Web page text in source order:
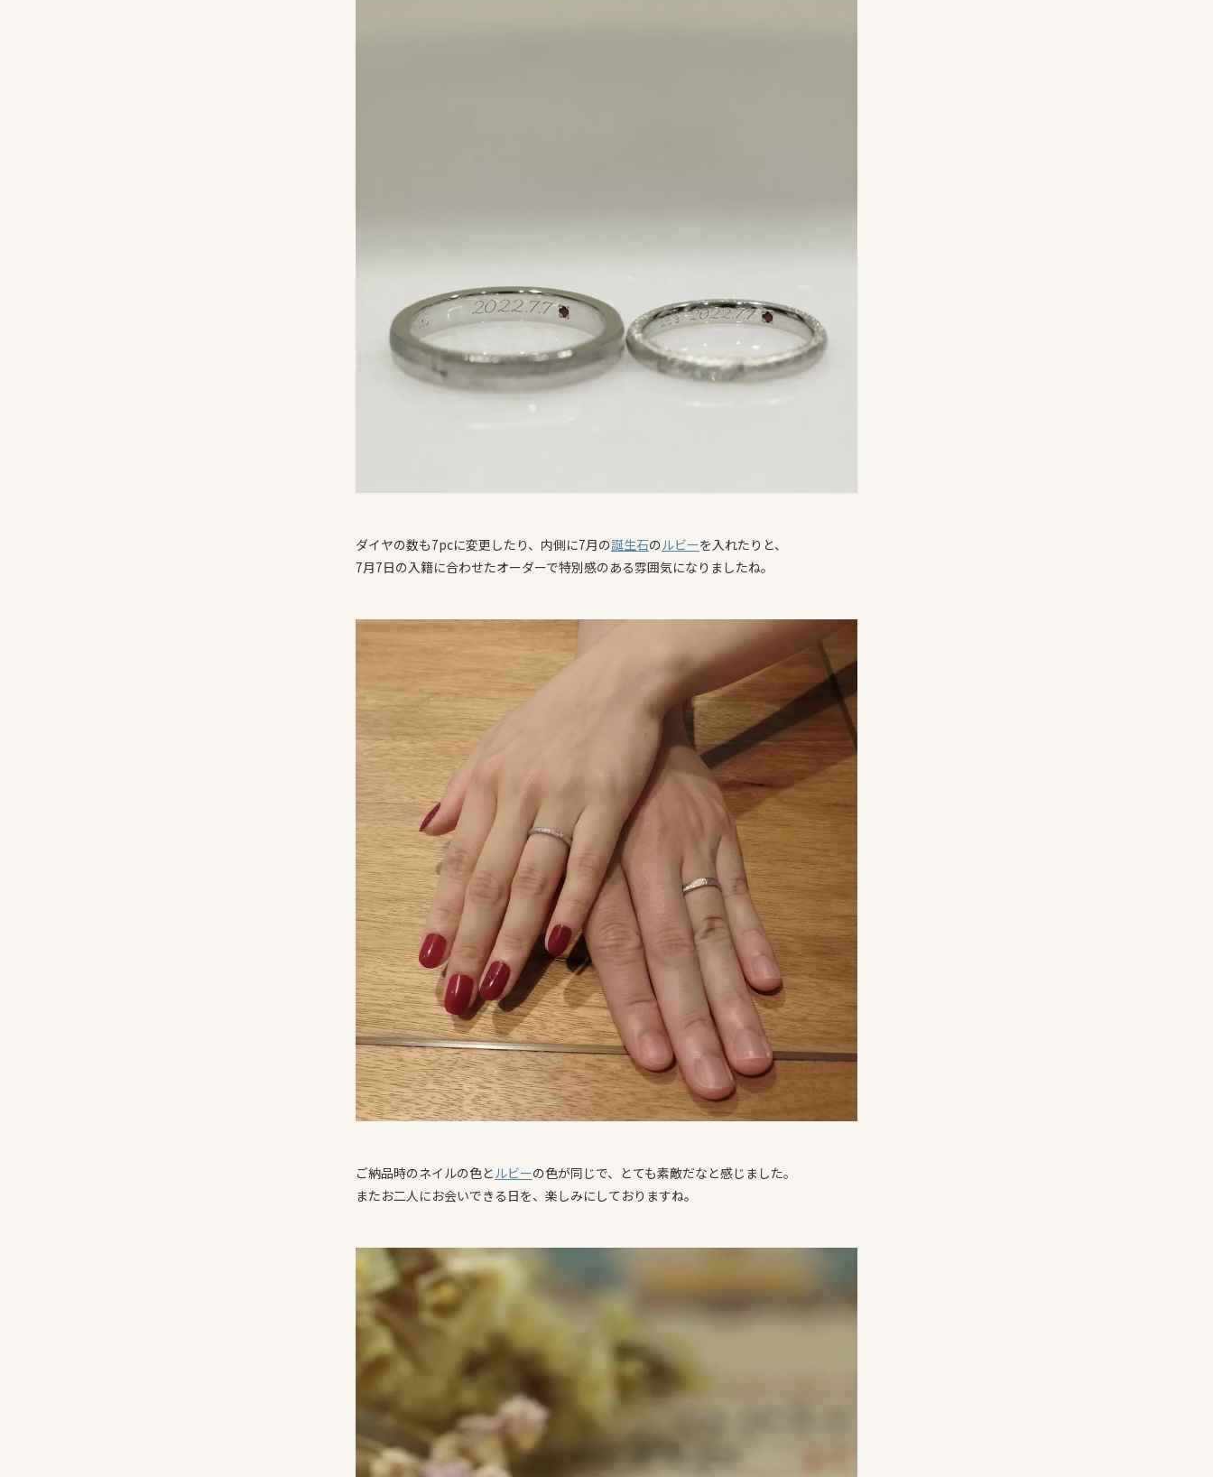
ダイヤの数も7pcに変更したり、内側に7月の誕生石のルビーを入れたりと、
7月7日の入籍に合わせたオーダーで特別感のある雰囲気になりましたね。
ご納品時のネイルの色とルビーの色が同じで、とても素敵だなと感じました。
またお二人にお会いできる日を、楽しみにしておりますね。